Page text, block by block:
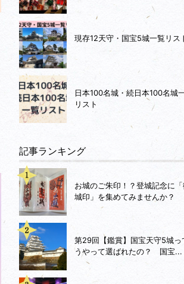
現存12天守・国宝5城一覧リス
日本100名城・続日本100名城
リスト
記事ランキング
お城のご朱印！？登城記念に
城印」を集めてみませんか？
第29回【鑑賞】国宝天守5城っ
うやって選ばれたの？ 国宝...